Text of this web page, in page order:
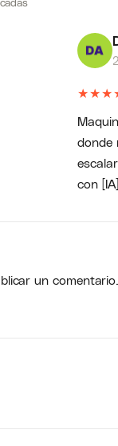
★★★
donde
con [IA]
un comentario.